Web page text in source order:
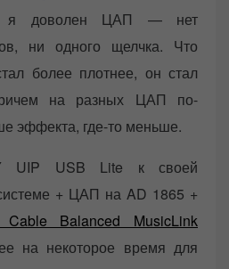
я доволен ЦАП — нет
ни одного щелчка. Что
более плотнее, он стал
на разных ЦАП по-
эффекта, где-то меньше.
UIP USB Lite к своей
+ ЦАП на AD 1865 +
Cable Balanced MusicLink
на некоторое время для